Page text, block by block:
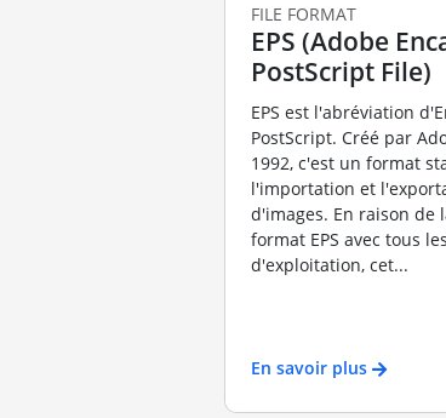
FILE FORMAT
EPS (Adobe
PostScript File)
EPS est l'abréviation
PostScript. Créé par
1992, c'est un format
l'importation et
d'images. En raison de
format EPS avec tous
d'exploitation, cet...
En savoir plus